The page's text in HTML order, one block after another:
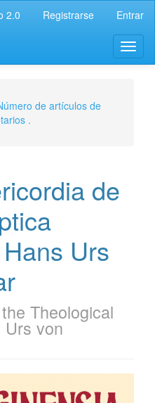
2.0 Registrarse Entrar
de artículos de
.
de
Urs
Theological
von